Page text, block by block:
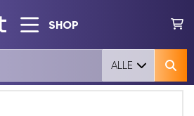
SHOP
ALLE